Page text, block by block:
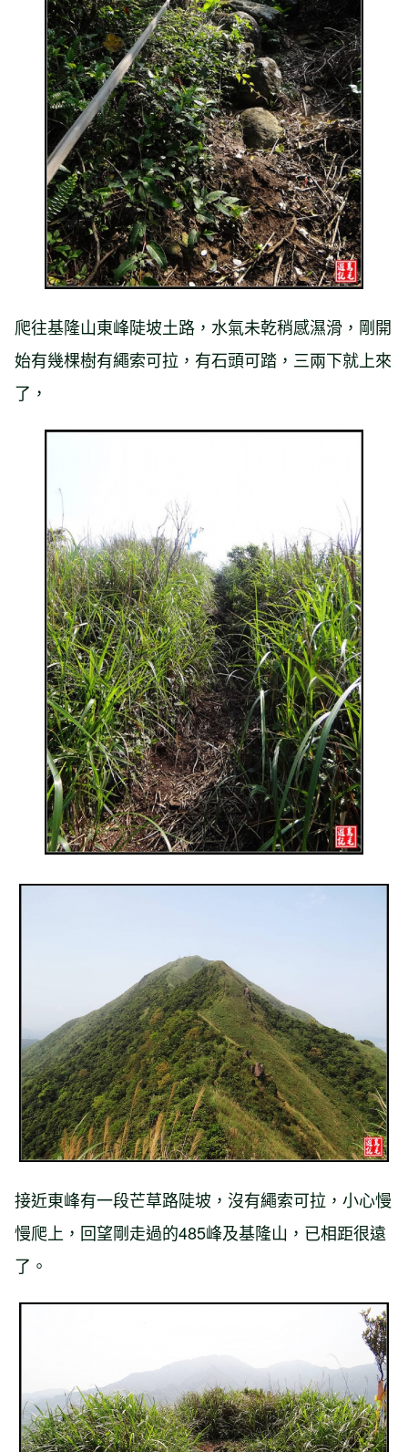
爬往基隆山東峰陡坡土路，水氣未乾稍感濕滑，剛開
始有幾棵樹有繩索可拉，有石頭可踏，三兩下就上來
了，
接近東峰有一段芒草路陡坡，沒有繩索可拉，小心慢
慢爬上，回望剛走過的485峰及基隆山，已相距很遠
了。